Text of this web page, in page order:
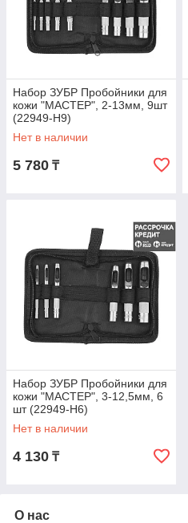
Набор ЗУБР Пробойники для
кожи "МАСТЕР", 2-13мм, 9шт
(22949-H9)
Нет в наличии
5 780 ₸
Набор ЗУБР Пробойники для
кожи "МАСТЕР", 3-12,5мм, 6
шт (22949-H6)
Нет в наличии
4 130 ₸
О нас